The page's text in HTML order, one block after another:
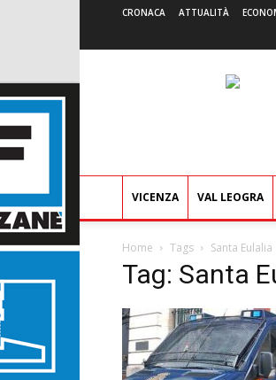
CRONACA ATTUALITÀ
VICENZA VAL LEOGRA
Home Tags Santa Eulalia
Tag: Santa